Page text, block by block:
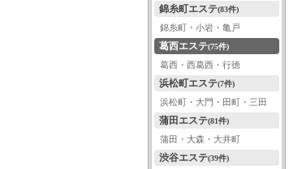
錦糸町エステ(83件)
錦糸町・小岩・亀戸
葛西エステ(75件)
葛西・西葛西・行徳
浜松町エステ(7件)
浜松町・大門・田町・三田
蒲田エステ(81件)
蒲田・大森・大井町
渋谷エステ(39件)